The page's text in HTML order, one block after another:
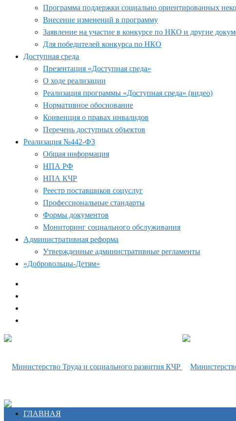
Программа поддержки социально ориентированных
Внесение изменений в программу
Заявление на участие в конкурсе по НКО и другие
Для победителей конкурса по НКО
Доступная среда
Презентация «Доступная среда»
О ходе реализации
Реализация программы «Доступная среда» (видео)
Нормативное обоснование
Конвенция о правах инвалидов
Перечень доступных объектов
Реализация №442-ФЗ
Общая информация
НПА РФ
НПА КЧР
Реестр поставщиков соцуслуг
Профессиональные стандарты
Формы документов
Мониторинг социального обслуживания
Административная реформа
Утвержденные административные регламенты
«Добровольцы-Детям»
ГЛАВНАЯ